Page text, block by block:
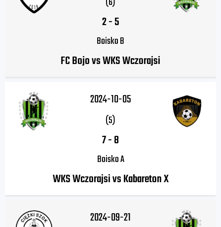
2-5
Boisko B
FC Bojo vs WKS Wczorajsi
2024-10-05
(5)
7-8
Boisko A
WKS Wczorajsi vs Kabareton X
2024-09-21